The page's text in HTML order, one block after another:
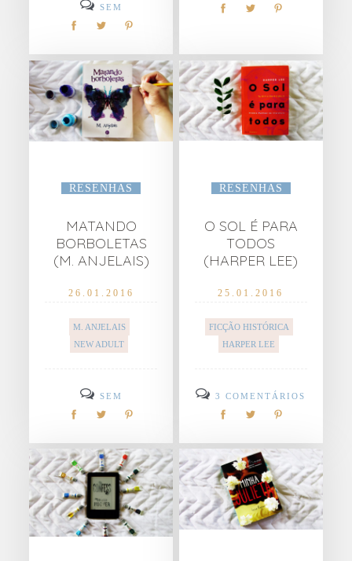
SEM
COMENTÁRIOS
COMENTÁRIOS
RESENHAS
MATANDO
BORBOLETAS
(M. ANJELAIS)
26.01.2016
M. ANJELAIS
NEW ADULT
SEM
COMENTÁRIOS
RESENHAS
O SOL É PARA
TODOS
(HARPER LEE)
25.01.2016
FICÇÃO HISTÓRICA
HARPER LEE
3 COMENTÁRIOS